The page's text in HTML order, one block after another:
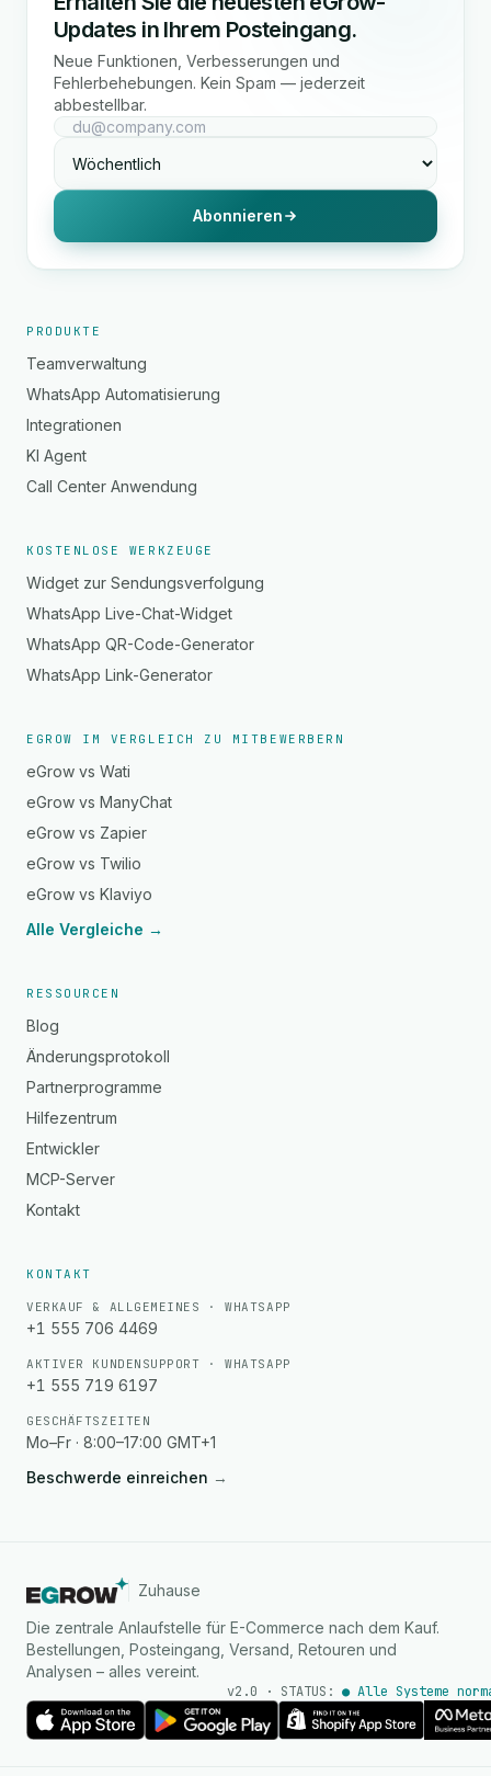
Updates in Ihrem Posteingang.
Neue Funktionen, Verbesserungen und
Fehlerbehebungen. Kein Spam — jederzeit
abbestellbar.
Abonnieren
PRODUKTE
Teamverwaltung
WhatsApp Automatisierung
Integrationen
KI Agent
Call Center Anwendung
KOSTENLOSE WERKZEUGE
Widget zur Sendungsverfolgung
WhatsApp Live-Chat-Widget
WhatsApp QR-Code-Generator
WhatsApp Link-Generator
EGROW IM VERGLEICH ZU MITBEWERBERN
eGrow vs Wati
eGrow vs ManyChat
eGrow vs Zapier
eGrow vs Twilio
eGrow vs Klaviyo
Alle Vergleiche →
RESSOURCEN
Blog
Änderungsprotokoll
Partnerprogramme
Hilfezentrum
Entwickler
MCP-Server
Kontakt
KONTAKT
VERKAUF & ALLGEMEINES · WHATSAPP
+1 555 706 4469
AKTIVER KUNDENSUPPORT · WHATSAPP
+1 555 719 6197
GESCHÄFTSZEITEN
Mo–Fr · 8:00–17:00 GMT+1
Beschwerde einreichen →
Zuhause
Die zentrale Anlaufstelle für E-Commerce nach dem Kauf.
Bestellungen, Posteingang, Versand, Retouren und
Analysen – alles vereint.
v2.0 · STATUS: ● Alle Systeme